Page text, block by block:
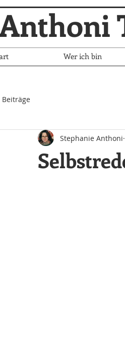
Beiträge
Stephanie Anthoni
Wer ich bin